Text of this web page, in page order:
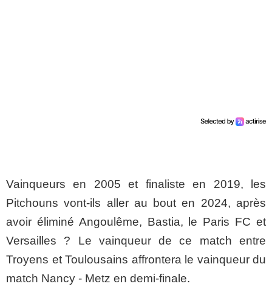
Vainqueurs en 2005 et finaliste en 2019, les
Pitchouns vont-ils aller au bout en 2024, après
avoir éliminé Angoulême, Bastia, le Paris FC et
Versailles ? Le vainqueur de ce match entre
Troyens et Toulousains affrontera le vainqueur du
match Nancy - Metz en demi-finale.